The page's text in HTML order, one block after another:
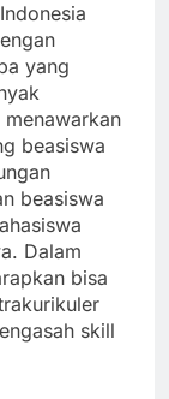
yang
beasiswa
beasiswa
Dalam
bisa
skill